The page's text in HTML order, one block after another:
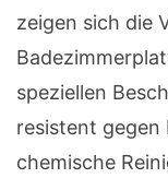
zeigen sich die
speziellen
resistent gegen
chemische